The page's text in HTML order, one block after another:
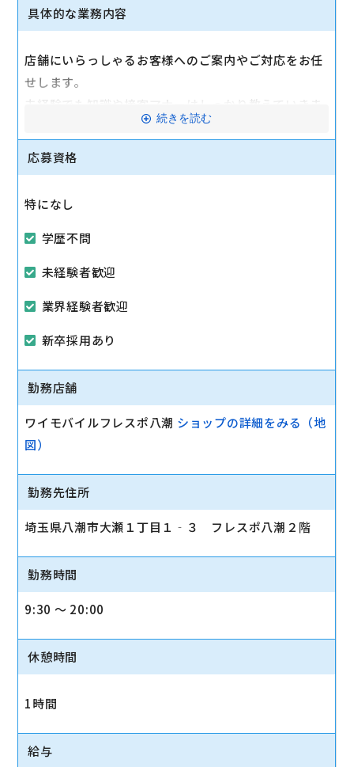
具体的な業務内容
店舗にいらっしゃるお客様へのご案内やご対応をお任
せします。
未経験でも知識や接客マナーはしっかり教えていきま
分からない事や困ったことがあれば、インカムを通し
駅から徒歩10分以内
マイカー通勤可
続きを読む
応募資格
特になし
学歴不問
未経験者歓迎
業界経験者歓迎
新卒採用あり
勤務店舗
ワイモバイルフレスポ八潮 ショップの詳細をみる（地
図）
勤務先住所
埼玉県八潮市大瀬１丁目１‐３ フレスポ八潮２階
勤務時間
9:30 〜 20:00
休憩時間
1時間
給与